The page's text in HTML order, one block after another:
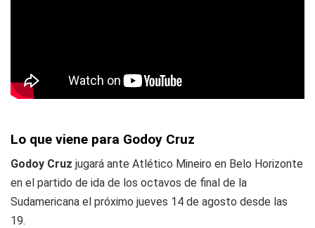
Lo que viene para Godoy Cruz
Godoy Cruz jugará ante Atlético Mineiro en Belo Horizonte
en el partido de ida de los octavos de final de la
Sudamericana el próximo jueves 14 de agosto desde las
19.